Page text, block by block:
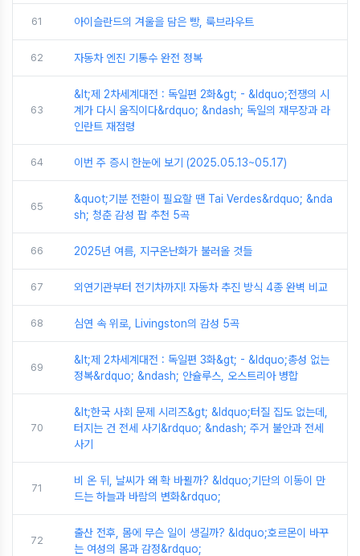
61 아이슬란드의 겨울을 담은 빵, 룩브라우트
62 자동차 엔진 기통수 완전 정복
63
&lt;제 2차세계대전 : 독일편 2화&gt; - &ldquo;전쟁의 시
계가 다시 움직이다&rdquo; &ndash; 독일의 재무장과 라
인란트 재점령
64 이번 주 증시 한눈에 보기 (2025.05.13~05.17)
65
&quot;기분 전환이 필요할 땐 Tai Verdes&rdquo; &nda
sh; 청춘 감성 팝 추천 5곡
66 2025년 여름, 지구온난화가 불러올 것들
67 외연기관부터 전기차까지! 자동차 추진 방식 4종 완벽 비교
68 심연 속 위로, Livingston의 감성 5곡
69
&lt;제 2차세계대전 : 독일편 3화&gt; - &ldquo;총성 없는
정복&rdquo; &ndash; 안슐루스, 오스트리아 병합
70
&lt;한국 사회 문제 시리즈&gt; &ldquo;터질 집도 없는데,
터지는 건 전세 사기&rdquo; &ndash; 주거 불안과 전세
사기
71
비 온 뒤, 날씨가 왜 확 바뀔까? &ldquo;기단의 이동이 만
드는 하늘과 바람의 변화&rdquo;
72
출산 전후, 몸에 무슨 일이 생길까? &ldquo;호르몬이 바꾸
는 여성의 몸과 감정&rdquo;